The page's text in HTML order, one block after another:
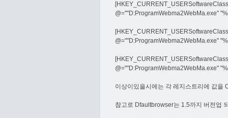
@=""D:ProgramWebma2WebMa.exe"
@=""D:ProgramWebma2WebMa.exe"
@=""D:ProgramWebma2WebMa.exe"
이상이있을시에는 각 레지스트리에 값
참고로 Dfaultbrowser는 1.5까지 버전업